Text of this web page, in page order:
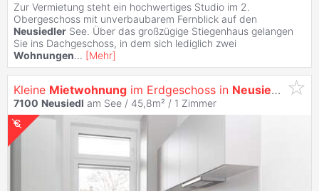
Zur Vermietung steht ein hochwertiges Studio im 2.
Obergeschoss mit unverbaubarem Fernblick auf den
Neusiedler See. Über das großzügige Stiegenhaus gelangen
Sie ins Dachgeschoss, in dem sich lediglich zwei
Wohnungen... [Mehr]
Kleine Mietwohnung im Erdgeschoss in Neusiedl am
7100 Neusiedl am See / 45,8m² / 1 Zimmer